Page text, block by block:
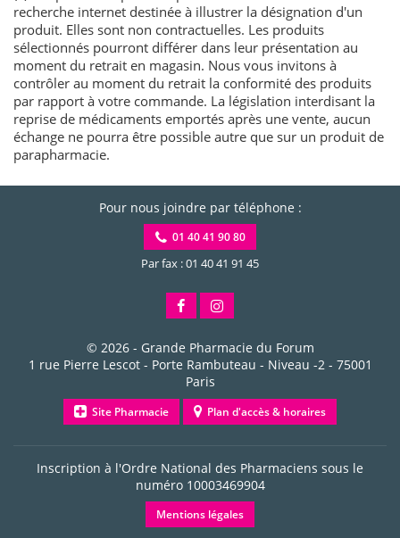
recherche internet destinée à illustrer la désignation d'un
produit. Elles sont non contractuelles. Les produits
sélectionnés pourront différer dans leur présentation au
moment du retrait en magasin. Nous vous invitons à
contrôler au moment du retrait la conformité des produits
par rapport à votre commande. La législation interdisant la
reprise de médicaments emportés après une vente, aucun
échange ne pourra être possible autre que sur un produit de
parapharmacie.
Pour nous joindre par téléphone :
01 40 41 90 80
Par fax : 01 40 41 91 45
© 2026 - Grande Pharmacie du Forum
1 rue Pierre Lescot - Porte Rambuteau - Niveau -2- 75001
Paris
Site Pharmacie Plan d'accès & horaires
Inscription à l'Ordre National des Pharmaciens sous le
numéro 10003469904
Mentions légales